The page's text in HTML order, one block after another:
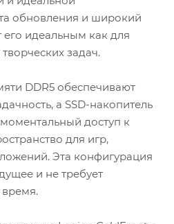
обновления и широкий
его идеальным как для
задач.
DDR5 обеспечивают
а SSD-накопитель
доступ к
для игр,
Эта конфигурация
и не требует